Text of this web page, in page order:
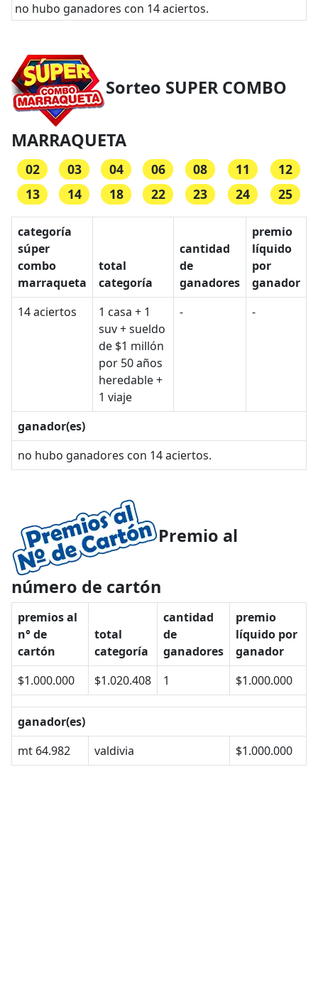
no hubo ganadores con 14 aciertos.
Sorteo SUPER COMBO
MARRAQUETA
02 03 04 06 08 11
12
13
14 18 22 23 24 25
categoría
súper
combo
marraqueta
total
categoría
cantidad
de
ganadores
premio
líquido
por
ganador
14 aciertos
1 casa + 1
suv + sueldo
de $1 millón
por 50 años
heredable +
1 viaje
- -
ganador(es)
no hubo ganadores con 14 aciertos.
Premio al
número de cartón
premios al
n° de
cartón
total
categoría
cantidad
de
ganadores
premio
líquido por
ganador
$1.000.000
$1.020.408 1 $1.000.000
ganador(es)
mt 64.982
valdivia $1.000.000